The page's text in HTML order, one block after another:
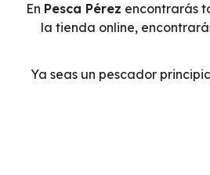
En Pesca Pérez encontrarás
la tienda online,
Ya seas un pescador